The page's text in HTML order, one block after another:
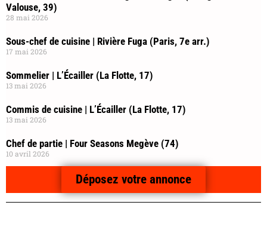
Valouse, 39)
28 mai 2026
Sous-chef de cuisine | Rivière Fuga (Paris, 7e arr.)
17 mai 2026
Sommelier | L’Écailler (La Flotte, 17)
13 mai 2026
Commis de cuisine | L’Écailler (La Flotte, 17)
13 mai 2026
Chef de partie | Four Seasons Megève (74)
10 avril 2026
Déposez votre annonce